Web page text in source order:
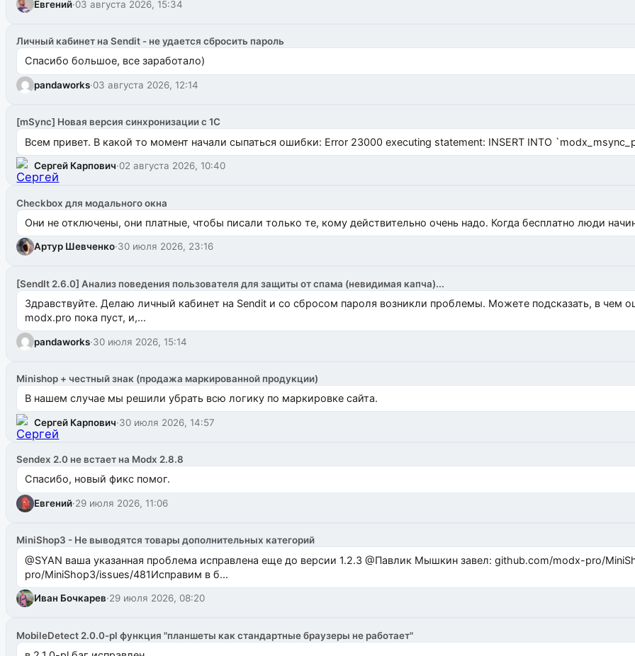
Евгений·03 августа 2026, 15:34
Личный кабинет на Sendit - не удается сбросить пароль
Спасибо большое, все заработало)
pandaworks·03 августа 2026, 12:14
[mSync] Новая версия синхронизации с 1С
Всем привет. В какой то момент начали сыпаться ошибки: Error 23000 executing statement: INSERT INTO
Сергей Карпович·02 августа 2026, 10:40
Checkbox для модального окна
Они не отключены, они платные, чтобы писали только те, кому действительно очень надо. Когда бесплатно люди
Артур Шевченко·30 июля 2026, 23:16
[SendIt 2.6.0] Анализ поведения пользователя для защиты от спама (невидимая капча)...
Здравствуйте. Делаю личный кабинет на Sendit и со сбросом пароля возникли проблемы. Можете подсказать, в чем
modx.pro пока пуст, и,...
pandaworks·30 июля 2026, 15:14
Minishop + честный знак (продажа маркированной продукции)
В нашем случае мы решили убрать всю логику по маркировке сайта.
Сергей Карпович·30 июля 2026, 14:57
Sendex 2.0 не встает на Modx 2.8.8
Спасибо, новый фикс помог.
Евгений·29 июля 2026, 11:06
MiniShop3 - Не выводятся товары дополнительных категорий
@SYAN ваша указанная проблема исправлена еще до версии 1.2.3 @Павлик Мышкин завел: github.com/modx-pro/MiniShop3/issues/480 github.com/modx-
pro/MiniShop3/issues/481Исправим в б...
Иван Бочкарев·29 июля 2026, 08:20
MobileDetect 2.0.0-pl функция "планшеты как стандартные браузеры не работает"